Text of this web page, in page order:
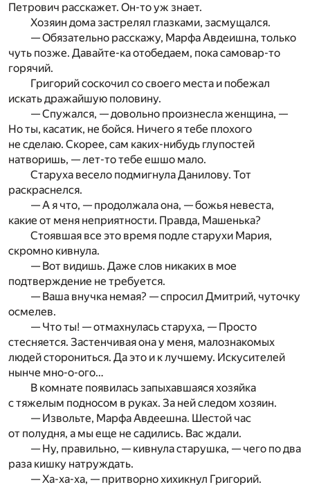
Петрович расскажет. Он-то уж знает.
Хозяин дома застрелял глазками, засмущался.
— Обязательно расскажу, Марфа Авдеишна, только
чуть позже. Давайте-ка отобедаем, пока самовар-то
горячий.
Григорий соскочил со своего места и побежал
искать дражайшую половину.
— Спужался, — довольно произнесла женщина, —
Но ты, касатик, не бойся. Ничего я тебе плохого
не сделаю. Скорее, сам каких-нибудь глупостей
натворишь, — лет-то тебе ешшо мало.
Старуха весело подмигнула Данилову. Тот
раскраснелся.
— А я что, — продолжала она, — божья невеста,
какие от меня неприятности. Правда, Машенька?
Стоявшая все это время подле старухи Мария,
скромно кивнула.
— Вот видишь. Даже слов никаких в мое
подтверждение не требуется.
— Ваша внучка немая? — спросил Дмитрий, чуточку
осмелев.
— Что ты! — отмахнулась старуха, — Просто
стесняется. Застенчивая она у меня, малознакомых
людей сторониться. Да это и к лучшему. Искусителей
нынче мно-о-ого…
В комнате появилась запыхавшаяся хозяйка
с тяжелым подносом в руках. За ней следом хозяин.
— Извольте, Марфа Авдеешна. Шестой час
от полудня, а мы еще не садились. Вас ждали.
— Ну, правильно, — кивнула старушка, — чего по два
раза кишку натруждать.
— Ха-ха-ха, — притворно хихикнул Григорий.